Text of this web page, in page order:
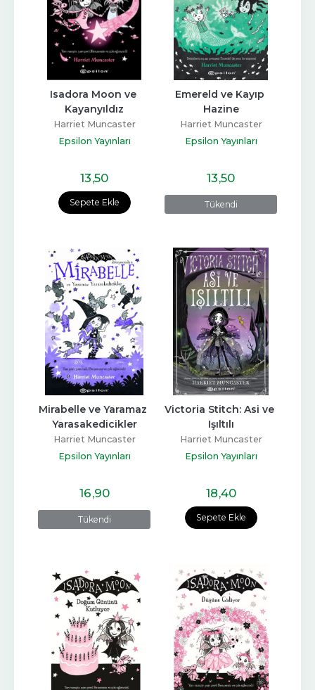
Sepete Ekle
Isadora Moon ve
Kayanyıldız
Harriet Muncaster
Epsilon Yayınları
13,50
Tükendi
Emereld ve Kayıp
Hazine
Harriet Muncaster
Epsilon Yayınları
13,50
Tükendi
Mirabelle ve Yaramaz
Yarasakedicikler
Harriet Muncaster
Epsilon Yayınları
16,90
Sepete Ekle
Victoria Stitch: Asi ve
Işıltılı
Harriet Muncaster
Epsilon Yayınları
18,40